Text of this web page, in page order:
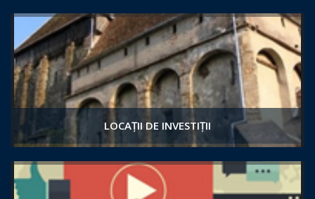
LOCAȚII DE INVESTIȚII